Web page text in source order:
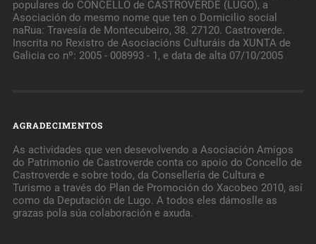
populares do CONCELLO de CASTROVERDE (LUGO), a
Asociación do mesmo nome que ten o Domicilio social
naRua: Travesía de Montecubeiro, 38. 27120. Castroverde.
Inscrita no Rexistro de Asociacións Culturáis da XUNTA de
Galicia co nº: 2005 - 008993 - 1, e data de alta 07/10/2005
AGRADECIMENTOS
As actividades que ven desevolvendo a Asociación Amigos
do Patrimonio de Castroverde conta co apoio do Concello de
Castroverde e sobre todo, da Consellería de Cultura e
Turismo a través do Plan de Promoción do Xacobeo 2010, así
como da Deputación de Lugo. A todos eles dámoslle as
grazas pola súa colaboración e axuda.